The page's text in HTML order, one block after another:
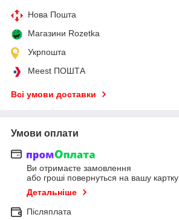
Нова Пошта
Магазини Rozetka
Укрпошта
Meest ПОШТА
Всі умови доставки
Умови оплати
Ви отримаєте замовлення
або гроші повернуться на вашу картку
Детальніше
Післяплата